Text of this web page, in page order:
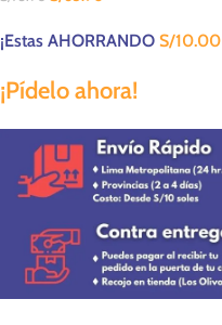
¡Estas AHORRANDO S/10.00
¡Pídelo ahora!